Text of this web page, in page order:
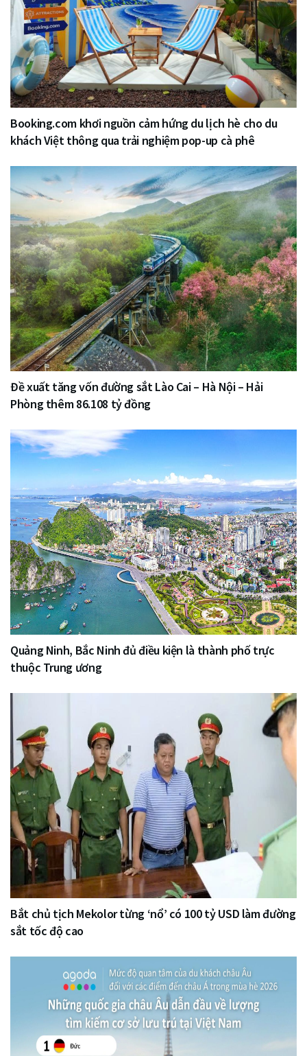
Booking.com khơi nguồn cảm hứng du lịch hè cho du
khách Việt thông qua trải nghiệm pop-up cà phê
Đề xuất tăng vốn đường sắt Lào Cai – Hà Nội – Hải
Phòng thêm 86.108 tỷ đồng
Quảng Ninh, Bắc Ninh đủ điều kiện là thành phố trực
thuộc Trung ương
Bắt chủ tịch Mekolor từng ‘nổ’ có 100 tỷ USD làm đường
sắt tốc độ cao